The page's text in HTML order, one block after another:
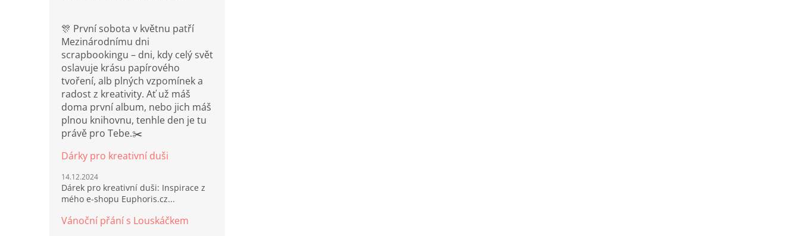
🎊 První sobota v květnu patří
Mezinárodnímu dni
scrapbookingu – dni, kdy celý svět
oslavuje krásu papírového
tvoření, alb plných vzpomínek a
radost z kreativity. Ať už máš
doma první album, nebo jich máš
plnou knihovnu, tenhle den je tu
právě pro Tebe.✂️
Dárky pro kreativní duši
14.12.2024
Dárek pro kreativní duši: Inspirace z
mého e-shopu Euphoris.cz...
Vánoční přání s Louskáčkem